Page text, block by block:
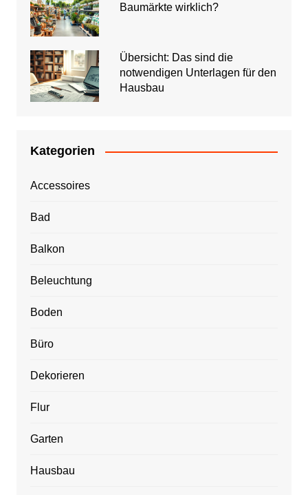
Baumärkte wirklich?
Übersicht: Das sind die
notwendigen Unterlagen für den
Hausbau
Kategorien
Accessoires
Bad
Balkon
Beleuchtung
Boden
Büro
Dekorieren
Flur
Garten
Hausbau